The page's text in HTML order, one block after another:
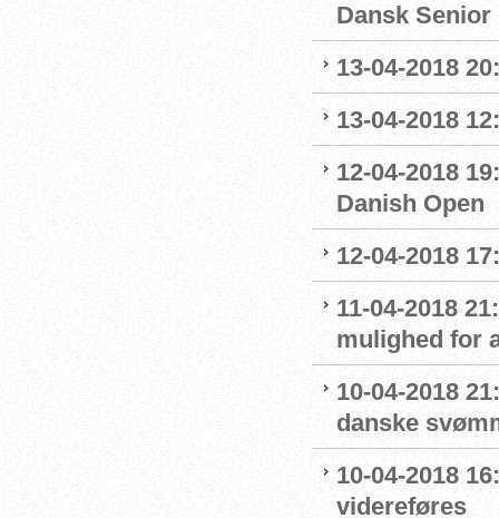
Dansk Senior
13-04-2018
13-04-2018
12-04-2018
Danish Open
12-04-2018
11-04-2018
mulighed for
10-04-2018
danske
10-04-2018
videreføres